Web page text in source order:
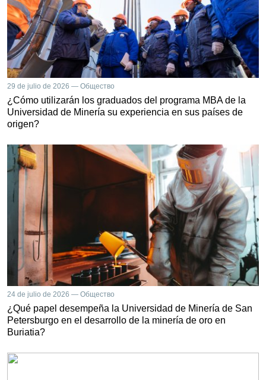
29 de julio de 2026 — Общество
¿Cómo utilizarán los graduados del programa MBA de la
Universidad de Minería su experiencia en sus países de
origen?
24 de julio de 2026 — Общество
¿Qué papel desempeña la Universidad de Minería de San
Petersburgo en el desarrollo de la minería de oro en
Buriatia?